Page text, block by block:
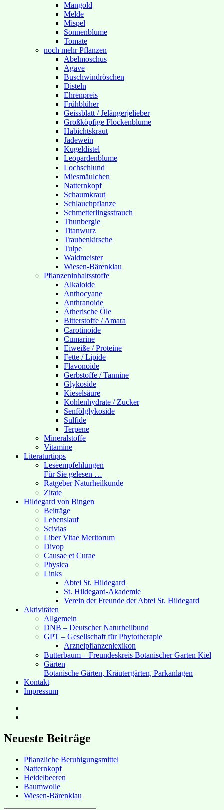
Mangold
Melde
Mispel
Sonnenblume
Tomate
noch mehr Pflanzen
Abelmoschus
Agave
Buschwindröschen
Disteln
Ehrenpreis
Frühblüher
Geissblatt / Jelängerjelieber
Großköpfige Flockenblume
Habichtskraut
Jadewein
Kugeldistel
Leopardenblume
Lochschlund
Miesmäulchen
Natternkopf
Schaumkraut
Schlauchpflanze
Schmetterlingsstrauch
Thunbergie
Titanwurz
Traubenkirsche
Tulpe
Waldmeister
Wiesen-Bärenklau
Pflanzeninhaltsstoffe
Alkaloide
Anthocyane
Anthranoide
Ätherische Öle
Bitterstoffe / Amara
Carotinoide
Cumarine
Eiweiße / Proteine
Fette / Lipide
Flavonoide
Gerbstoffe / Tannine
Glykoside
Kieselsäure
Kohlenhydrate / Zucker
Senfölglykoside
Sulfide
Terpene
Mineralstoffe
Vitamine
Literaturtipps
Leseempfehlungen
Für Sie gelesen …
Ratgeber Naturheilkunde
Zitate
Hildegard von Bingen
Beiträge
Lebenslauf
Scivias
Liber Vitae Meritorum
Divop
Causae et Curae
Physica
Links
Abtei St. Hildegard
St. Hildegard-Akademie
Verein der Freunde der Abtei St. Hildegard
Aktivitäten
Allgemein
DNB – Deutscher Naturheilbund
GPT – Gesellschaft für Phytotherapie
Arzneipflanzenlexikon
Butterbaum – Freundeskreis Botanischer Garten Kiel
Gärten
Botanische Gärten, Kräutergärten, Parkanlagen
Kontakt
Impressum
Instagram
Neueste Beiträge
Pflanzliche Beruhigungsmittel
Natternkopf
Heidelbeeren
Baumwolle
Wiesen-Bärenklau